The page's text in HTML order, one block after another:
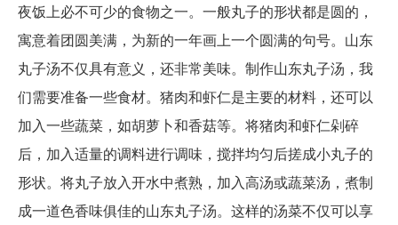
夜饭上必不可少的食物之一。一般丸子的形状都是圆的，
寓意着团圆美满，为新的一年画上一个圆满的句号。山东
丸子汤不仅具有意义，还非常美味。制作山东丸子汤，我
们需要准备一些食材。猪肉和虾仁是主要的材料，还可以
加入一些蔬菜，如胡萝卜和香菇等。将猪肉和虾仁剁碎
后，加入适量的调料进行调味，搅拌均匀后搓成小丸子的
形状。将丸子放入开水中煮熟，加入高汤或蔬菜汤，煮制
成一道色香味俱佳的山东丸子汤。这样的汤菜不仅可以享